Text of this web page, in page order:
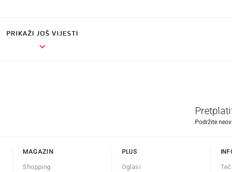
PRIKAŽI JOŠ VIJESTI
Podržite
MAGAZIN
Shopping
PLUS
Oglasi